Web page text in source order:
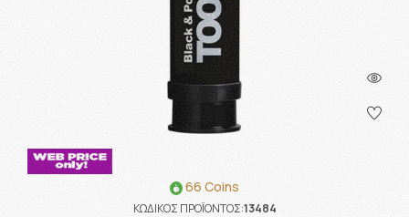
66 Coins
ΚΩΔΙΚΟΣ ΠΡΟΪΟΝΤΟΣ:13484